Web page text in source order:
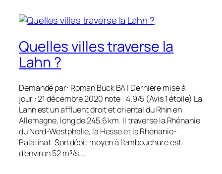
Quelles villes traverse la
Lahn ?
Demandé par: Roman Buck BA | Dernière mise à
jour : 21 décembre 2020 note : 4.9/5 (Avis 1 étoile) La
Lahn est un affluent droit et oriental du Rhin en
Allemagne, long de 245,6 km. Il traverse la Rhénanie
du Nord-Westphalie, la Hesse et la Rhénanie-
Palatinat. Son débit moyen à l’embouchure est
d’environ 52 m³/s.…